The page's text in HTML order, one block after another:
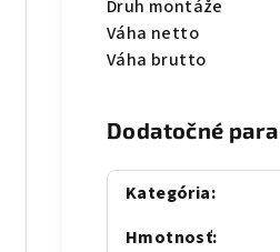
Druh montáže
Váha netto
Váha brutto
Dodatočné
Kategória:
Hmotnosť: